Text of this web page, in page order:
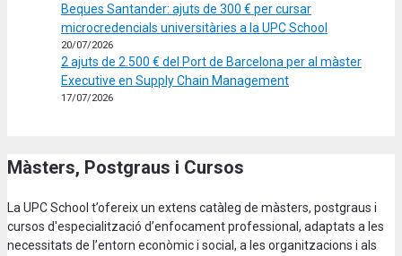
Beques Santander: ajuts de 300 € per cursar
microcredencials universitàries a la UPC School
20/07/2026
2 ajuts de 2.500 € del Port de Barcelona per al màster
Executive en Supply Chain Management
17/07/2026
Màsters, Postgraus i Cursos
La UPC School t’ofereix un extens catàleg de màsters, postgraus i
cursos d'especialització d’enfocament professional, adaptats a les
necessitats de l’entorn econòmic i social, a les organitzacions i als